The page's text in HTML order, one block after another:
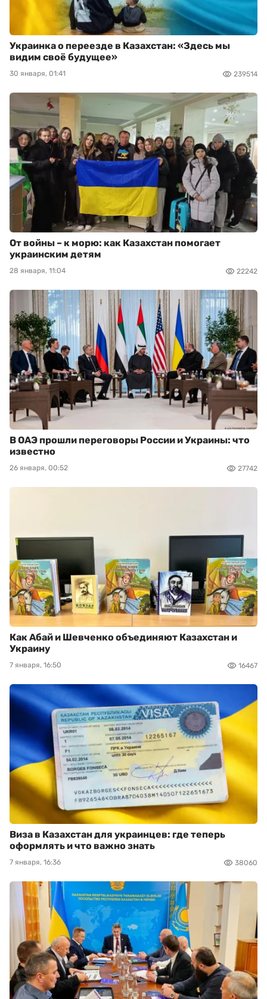
Украинка о переезде в Казахстан: «Здесь мы
видим своё будущее»
30 января, 01:41 239514
От войны – к морю: как Казахстан помогает
украинским детям
28 января, 11:04 22242
В ОАЭ прошли переговоры России и Украины: что
известно
26 января, 00:52 27742
Как Абай и Шевченко объединяют Казахстан и
Украину
7 января, 16:50 16467
Виза в Казахстан для украинцев: где теперь
оформлять и что важно знать
7 января, 16:36 38060